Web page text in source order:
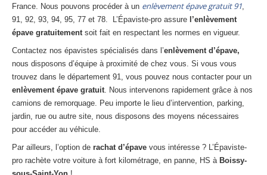
France. Nous pouvons procéder à un enlèvement épave gratuit 91,
91, 92, 93, 94, 95, 77 et 78. L’Épaviste-pro assure l’enlèvement
épave gratuitementsoit fait en respectant les normes en vigueur.
Contactez nos épavistes spécialisés dans l’enlèvement d’épave,
nous disposons d’équipe à proximité de chez vous. Si vous vous
trouvez dans le département 91, vous pouvez nous contacter pour un
enlèvement épave gratuit. Nous intervenons rapidement grâce à nos
camions de remorquage. Peu importe le lieu d’intervention, parking,
jardin, rue ou autre site, nous disposons des moyens nécessaires
pour accéder au véhicule.
Par ailleurs, l’option de rachat d’épave vous intéresse ? L’Épaviste-
pro rachète votre voiture à fort kilométrage, en panne, HS à Boissy-